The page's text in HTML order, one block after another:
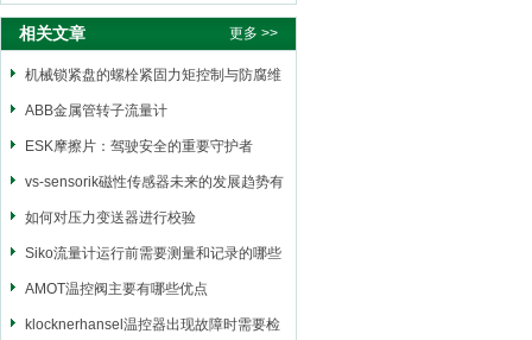
胀套
相关文章 更多 >>
机械锁紧盘的螺栓紧固力矩控制与防腐维
护步骤
ABB金属管转子流量计
ESK摩擦片：驾驶安全的重要守护者
vs-sensorik磁性传感器未来的发展趋势有
哪几种特点
如何对压力变送器进行校验
Siko流量计运行前需要测量和记录的哪些
参数
AMOT温控阀主要有哪些优点
klocknerhansel温控器出现故障时需要检